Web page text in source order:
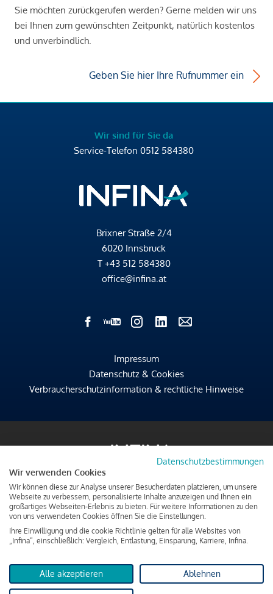
Sie möchten zurückgerufen werden? Gerne melden wir uns
bei Ihnen zum gewünschten Zeitpunkt, natürlich kostenlos
und unverbindlich.
Geben Sie hier Ihre Rufnummer ein
Wir sind für Sie da
Service-Telefon 0512 584380
Brixner Straße 2/4
6020 Innsbruck
T +43 512 584380
office@infina.at
Impressum
Datenschutz & Cookies
Verbraucherschutzinformation & rechtliche Hinweise
Datenschutzbestimmungen
Wir verwenden Cookies
Wir können diese zur Analyse unserer Besucherdaten platzieren, um unsere
Webseite zu verbessern, personalisierte Inhalte anzuzeigen und Ihnen ein
großartiges Webseiten-Erlebnis zu bieten. Für weitere Informationen zu den
von uns verwendeten Cookies öffnen Sie die Einstellungen.
Ihre Einwilligung und die cookie Richtlinie gelten für alle Websites von
„Infina“, einschließlich: Vergleich, Entlastung, Einsparung, Karriere, Infina.
Alle akzeptieren Ablehnen